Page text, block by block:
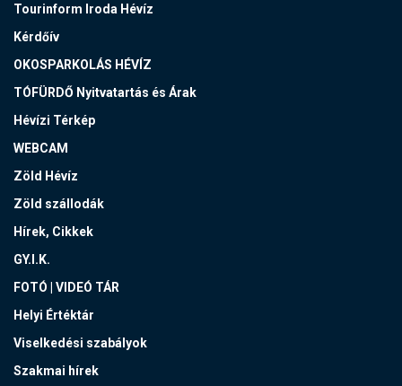
Tourinform Iroda Hévíz
Kérdőív
OKOSPARKOLÁS HÉVÍZ
TÓFÜRDŐ Nyitvatartás és Árak
Hévízi Térkép
WEBCAM
Zöld Hévíz
Zöld szállodák
Hírek, Cikkek
GY.I.K.
FOTÓ | VIDEÓ TÁR
Helyi Értéktár
Viselkedési szabályok
Szakmai hírek